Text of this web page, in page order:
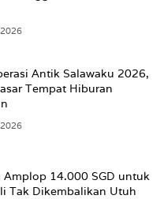
Antik Salawaku 2026,
Tempat Hiburan
Amplop 14.000 SGD untuk
Tak Dikembalikan Utuh